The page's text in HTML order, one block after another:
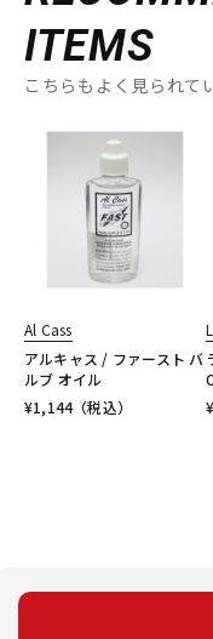
ITEMS
こちらもよく見られて
Al Cass
アルキャス / ファースト バ
ルブ オイル
¥1,144（税込）
¥